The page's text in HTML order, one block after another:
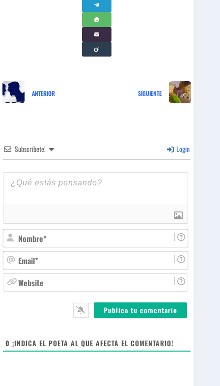
ANTERIOR SIGUIENTE
Subscríbete! Login
o
m
b
r
m
ie
0 ¡INDICA EL POETA AL QUE AFECTA EL COMENTARIO!